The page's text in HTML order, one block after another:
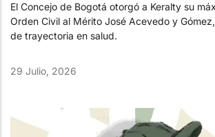
El Concejo de Bogotá otorgó a Keralty su
Orden Civil al Mérito José Acevedo y
de trayectoria en salud.
29 Julio, 2026